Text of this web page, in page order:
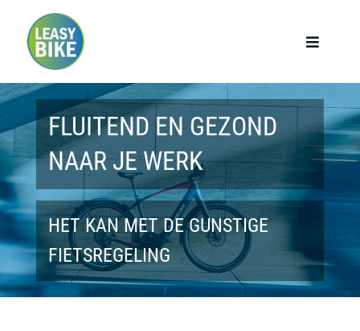
Toggle
Home
Werknemers
Werkgevers
Privé lease
Modellen
FLUITEND EN GEZOND
NAAR JE WERK
HET KAN MET DE GUNSTIGE
FIETSREGELING